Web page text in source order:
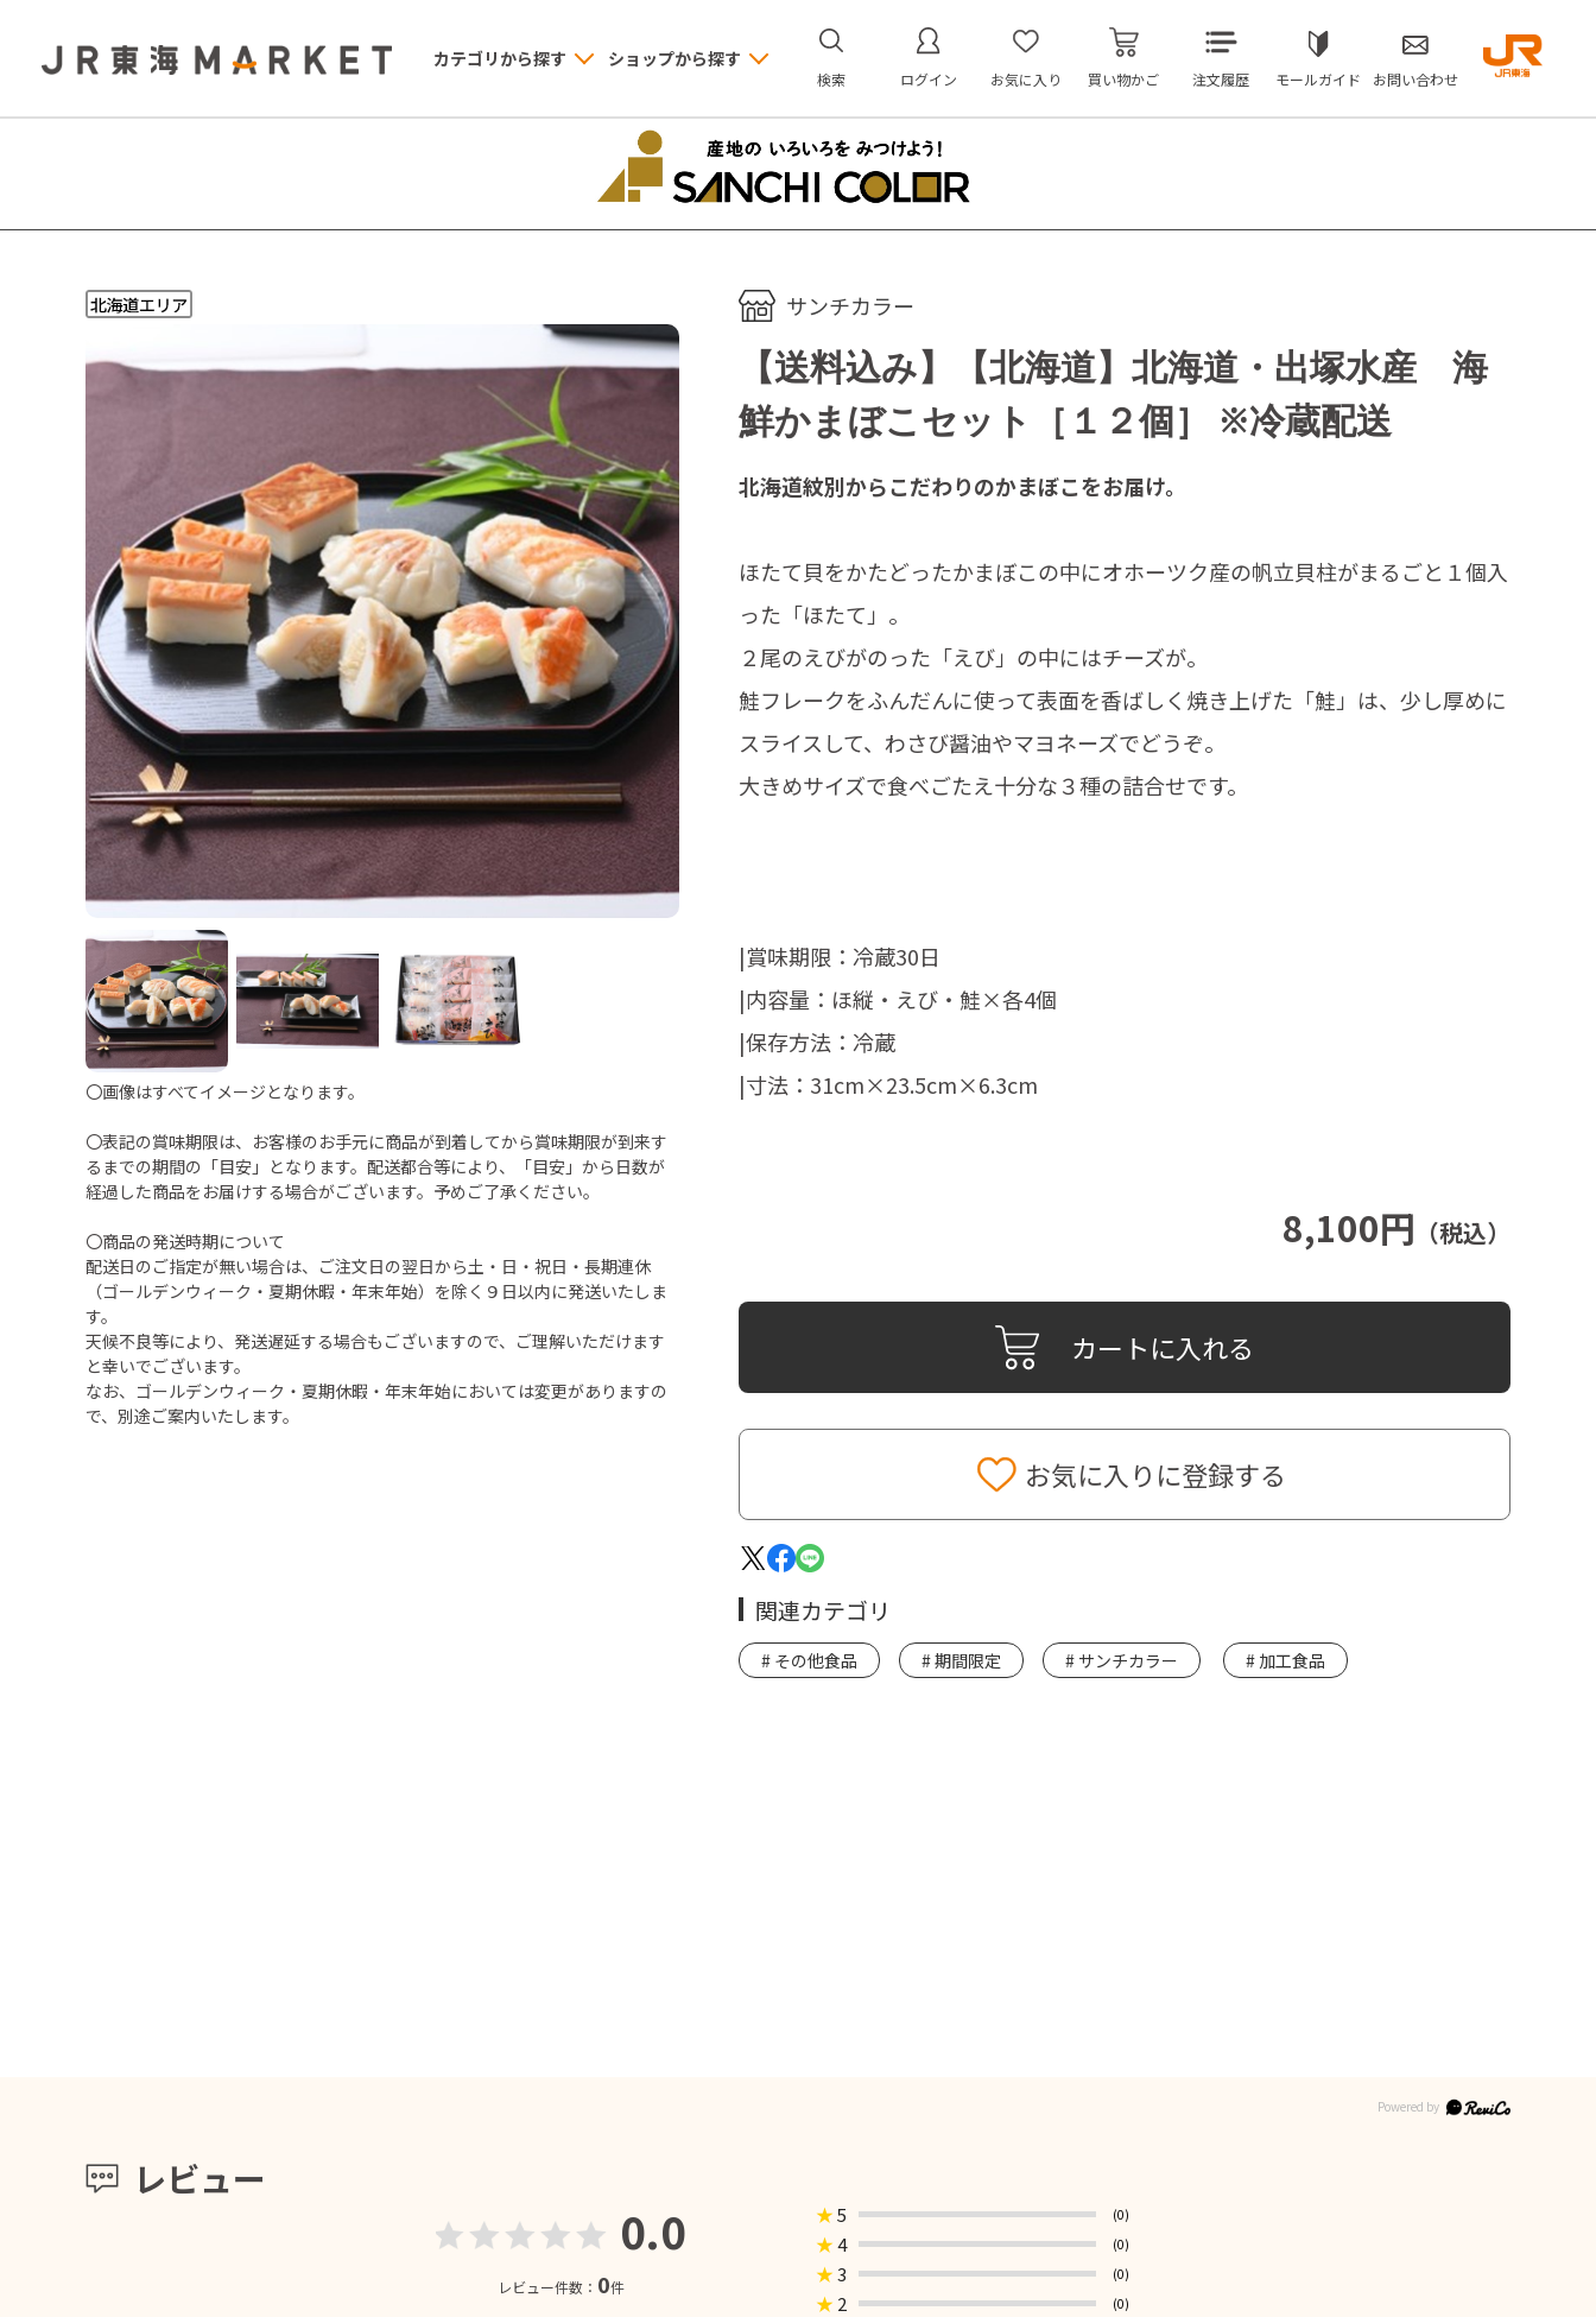
カテゴリから探す ショップから探す
検索 ログイン お気に入り 買い物かご 注文履歴 モールガイド お問い合わせ
〇画像はすべてイメージとなります。
〇表記の賞味期限は、お客様のお手元に商品が到着してから賞味期限が到来す
るまでの期間の「目安」となります。配送都合等により、「目安」から日数が
経過した商品をお届けする場合がございます。予めご了承ください。
〇商品の発送時期について
配送日のご指定が無い場合は、ご注文日の翌日から土・日・祝日・長期連休
（ゴールデンウィーク・夏期休暇・年末年始）を除く９日以内に発送いたしま
す。
天候不良等により、発送遅延する場合もございますので、ご理解いただけます
と幸いでございます。
なお、ゴールデンウィーク・夏期休暇・年末年始においては変更がありますの
で、別途ご案内いたします。
サンチカラー
【送料込み】【北海道】北海道・出塚水産 海
鮮かまぼこセット［１２個］ ※冷蔵配送
8,100円 （税込）
カートに入れる
お気に入りに登録する
北海道紋別からこだわりのかまぼこをお届け。
ほたて貝をかたどったかまぼこの中にオホーツク産の帆立貝柱がまるごと１個入
った「ほたて」。
２尾のえびがのった「えび」の中にはチーズが。
鮭フレークをふんだんに使って表面を香ばしく焼き上げた「鮭」は、少し厚めに
スライスして、わさび醤油やマヨネーズでどうぞ。
大きめサイズで食べごたえ十分な３種の詰合せです。
|賞味期限：冷蔵30日
|内容量：ほ縦・えび・鮭×各4個
|保存方法：冷蔵
|寸法：31cm×23.5cm×6.3cm
関連カテゴリ
その他食品 期間限定 サンチカラー 加工食品
レビュー
0.0
レビュー件数： 0件
★5 (0)
★4 (0)
★3 (0)
★ 2 (0)